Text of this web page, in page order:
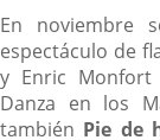
En
espectáculo de
y Enric Monfort
Danza en los
también Pie de